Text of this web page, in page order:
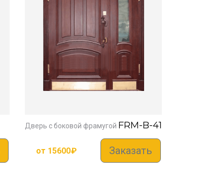
Дверь с боковой фрамугой FRM-B-41
от 15600₽ Заказать